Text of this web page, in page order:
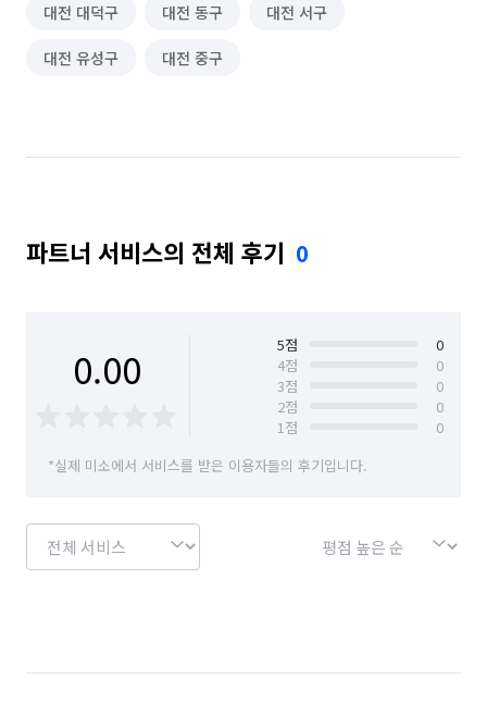
대전 대덕구 대전 동구 대전 서구
대전 유성구 대전 중구
파트너 서비스의 전체 후기 0
0.00 5점
0
4점
0
3점
0
2점
0
1점
0
*실제 미소에서 서비스를 받은 이용자들의 후기입니다.